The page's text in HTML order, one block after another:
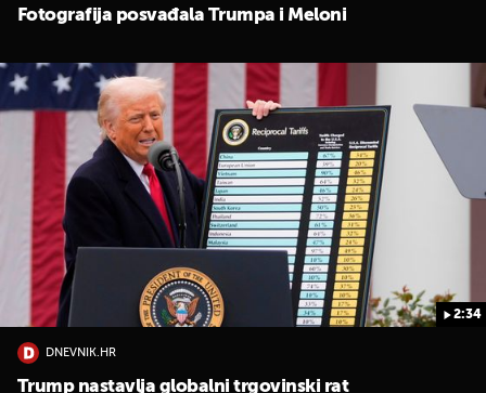
Fotografija posvađala Trumpa i Meloni
2:34
DNEVNIK.HR
Trump nastavlja globalni trgovinski rat